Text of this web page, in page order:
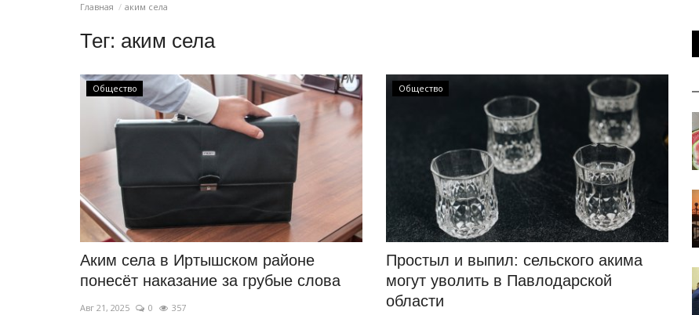
Главная аким села
Тег: аким села
Общество
Аким села в Иртышском районе
понесёт наказание за грубые слова
Авг 21, 2025 0 357
Общество
Простыл и выпил: сельского акима
могут уволить в Павлодарской
области